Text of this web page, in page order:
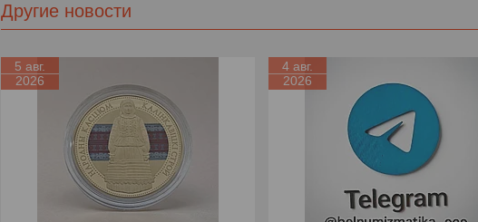
Другие новости
5 авг.
2026
4 авг.
2026